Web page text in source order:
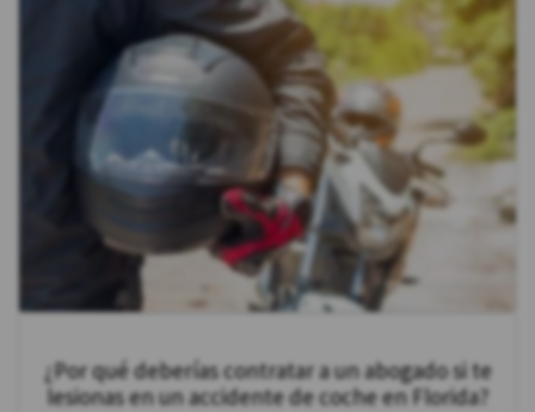
¿Por qué deberías contratar a un abogado si te
lesionas en un accidente de coche en Florida?